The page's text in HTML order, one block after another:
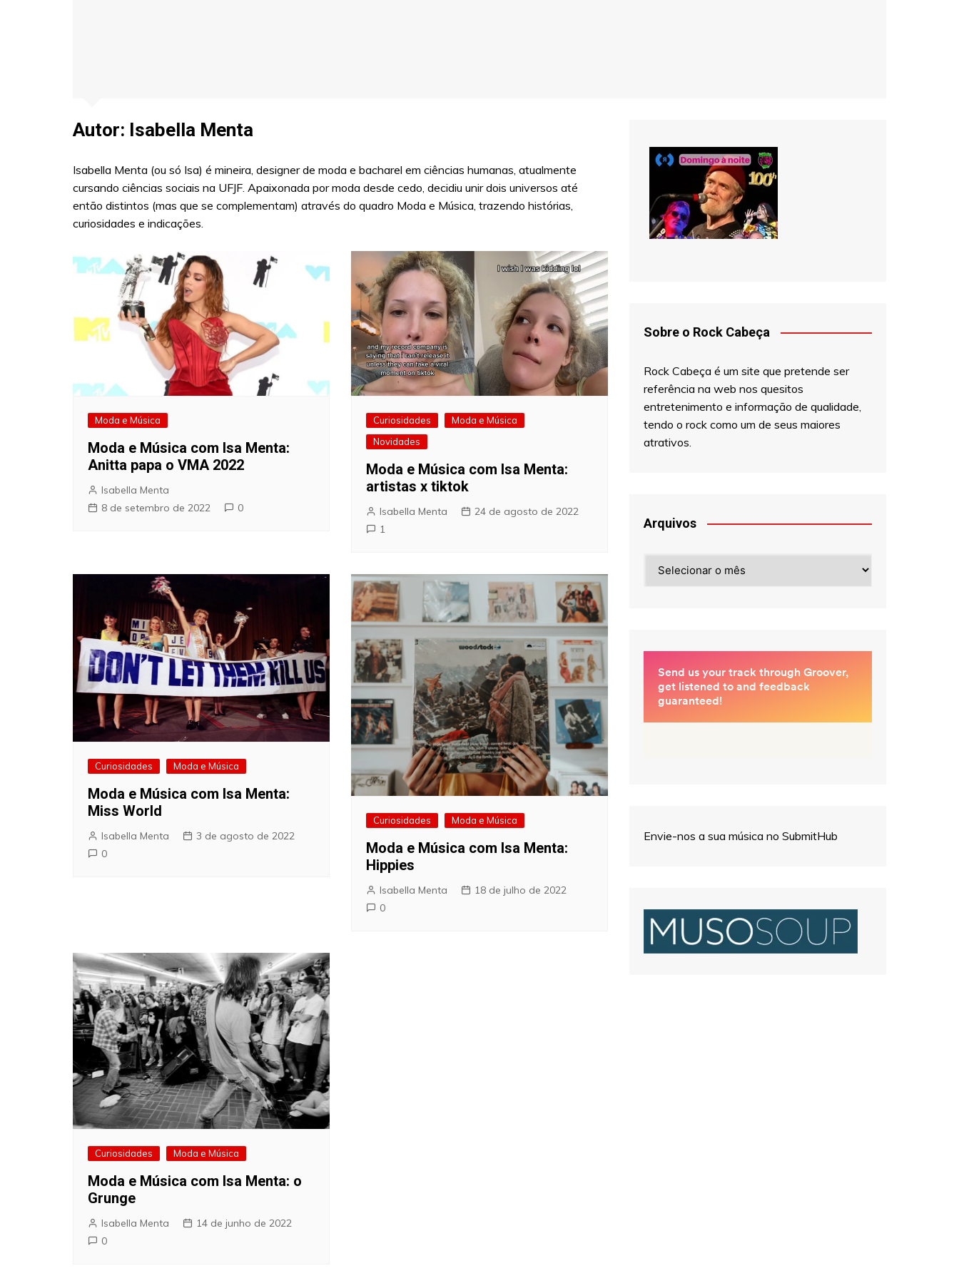
Autor: Isabella Menta
Isabella Menta (ou só Isa) é mineira, designer de moda e bacharel em ciências humanas, atualmente
cursando ciências sociais na UFJF. Apaixonada por moda desde cedo, decidiu unir dois universos até
então distintos (mas que se complementam) através do quadro Moda e Música, trazendo histórias,
curiosidades e indicações.
Moda e Música
Moda e Música com Isa Menta:
Anitta papa o VMA 2022
Isabella Menta
8 de setembro de 2022
0
Curiosidades
Moda e Música
Novidades
Moda e Música com Isa Menta:
artistas x tiktok
Isabella Menta
24 de agosto de 2022
1
Curiosidades Moda e Música
Moda e Música com Isa Menta:
Miss World
Isabella Menta
3 de agosto de 2022
0
Curiosidades Moda e Música
Moda e Música com Isa Menta:
Hippies
Isabella Menta
18 de julho de 2022
0
Curiosidades Moda e Música
Moda e Música com Isa Menta: o
Grunge
Isabella Menta
14 de junho de 2022
0
Sobre o Rock Cabeça
Rock Cabeça é um site que pretende ser
referência na web nos quesitos
entretenimento e informação de qualidade,
tendo o rock como um de seus maiores
atrativos.
Arquivos
Envie-nos a sua música no SubmitHub